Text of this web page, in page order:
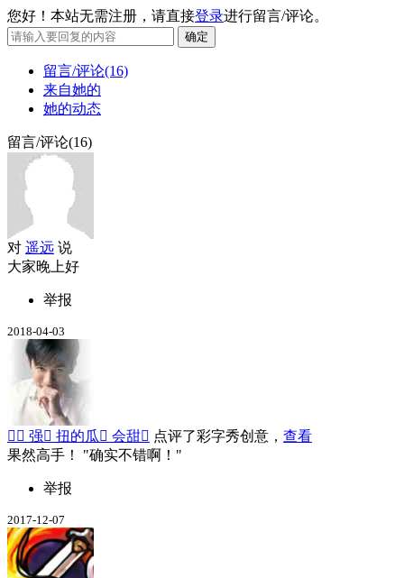
您好！本站无需注册，请直接登录进行留言/评论。
留言/评论(16)
来自她的
她的动态
留言/评论(16)
对 遥远 说
大家晚上好
举报
2018-04-03
 强 扭的瓜 会甜 点评了彩字秀创意， 查看
果然高手！
确实不错啊！
举报
2017-12-07